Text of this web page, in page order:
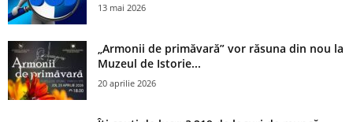
13 mai 2026
„Armonii de primăvară” vor răsuna din nou la
Muzeul de Istorie...
20 aprilie 2026